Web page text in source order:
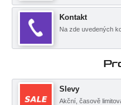
Kontakt
Na zde uvedených
Slevy
Akční, časově